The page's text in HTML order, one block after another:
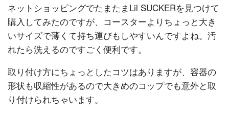
ネットショッピングでたまたまLil SUCKERを見つけて
購入してみたのですが、コースターよりちょっと大き
いサイズで薄くて持ち運びもしやすいんですよね。汚
れたら洗えるのですごく便利です。
取り付け方にちょっとしたコツはありますが、容器の
形状も収縮性があるので大きめのコップでも意外と取
り付けられちゃいます。